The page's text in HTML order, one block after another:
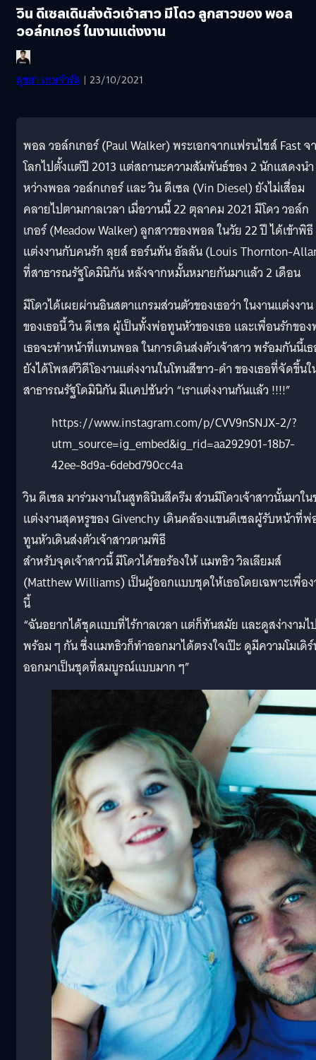
วิน ดีเซลเดินส่งตัวเจ้าสาว มีโดว ลูกสาวของ พอล
วอล์กเกอร์ ในงานแต่งงาน
สุชยา เกษจำรัส | 23/10/2021
พอล วอล์กเกอร์ (Paul Walker) พระเอกจากแฟรนไชส์ Fast จ
โลกไปตั้งแต่ปี 2013 แต่สถานะความสัมพันธ์ของ 2 นักแสดงนำ
หว่างพอล วอล์กเกอร์ และ วิน ดีเซล (Vin Diesel) ยังไม่เสื่อม
คลายไปตามกาลเวลา เมื่อวานนี้ 22 ตุลาคม 2021 มีโดว วอล์ก
เกอร์ (Meadow Walker) ลูกสาวของพอล ในวัย 22 ปี ได้เข้าพิธี
แต่งงานกับคนรัก ลุยส์ ธอร์นทัน อัลลัน (Louis Thornton-
ที่สาธารณรัฐโดมินิกัน หลังจากหมั้นหมายกันมาแล้ว 2 เดือน
มีโดวได้เผยผ่านอินสตาแกรมส่วนตัวของเธอว่า ในงานแต่งงาน
ของเธอนี้ วิน ดีเซล ผู้เป็นทั้งพ่อทูนหัวของเธอ และเพื่อนรักขอ
เธอจะทำหน้าที่แทนพอล ในการเดินส่งตัวเจ้าสาว พร้อมกันนี้เ
ยังได้โพสต์วิดีโองานแต่งงานในโทนสีขาว-ดำ ของเธอที่จัดขึ้นใ
สาธารณรัฐโดมินิกัน มีแคปชันว่า “เราแต่งงานกันแล้ว !!!!”
https://www.instagram.com/p/CVV9nSNJX-2/?
utm_source=ig_embed&ig_rid=aa292901-18b7-
42ee-8d9a-6debd790cc4a
วิน ดีเซล มาร่วมงานในสูทลินินสีครีม ส่วนมีโดวเจ้าสาวนั้นมาใ
แต่งงานสุดหรูของ Givenchy เดินคล้องแขนดีเซลผู้รับหน้าที่พ่
ทูนหัวเดินส่งตัวเจ้าสาวตามพิธี
สำหรับจุดเจ้าสาวนี้ มีโดวได้ขอร้องให้ แมทธิว วิลเลียมส์
(Matthew Williams) เป็นผู้ออกแบบชุดให้เธอโดยเฉพาะเพื่อ
นี้
“ฉันอยากได้ชุดแบบที่ไร้กาลเวลา แต่ก็ทันสมัย และดูสง่างามไ
พร้อม ๆ กัน ซึ่งแมทธิวก็ทำออกมาได้ตรงใจเป๊ะ ดูมีความโมเดิ
ออกมาเป็นชุดที่สมบูรณ์แบบมาก ๆ”